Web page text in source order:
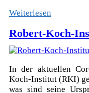
Weiterlesen
Robert-Koch-
In der aktuellen
Koch-Institut (RKI)
was sind seine